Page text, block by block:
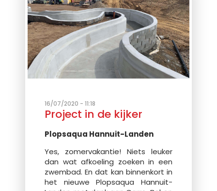
16/07/2020 - 11:18
Project in de kijker
Plopsaqua Hannuit-Landen
Yes, zomervakantie! Niets leuker
dan wat afkoeling zoeken in een
zwembad. En dat kan binnenkort in
het nieuwe Plopsaqua Hannuit-